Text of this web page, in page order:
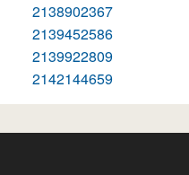
2138902367
2139452586
2139922809
2142144659